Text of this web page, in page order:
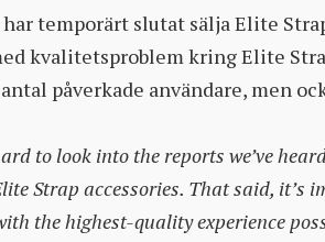
har temporärt slutat sälja Elite
kvalitetsproblem kring Elite
påverkade användare, men
to look into the reports we’ve
Strap accessories. That said, it’s
the highest-quality experience